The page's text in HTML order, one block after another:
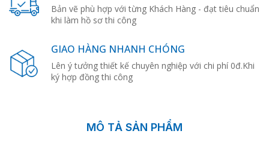
Bản vẽ phù hợp với từng Khách Hàng - đạt tiêu chuẩn
khi làm hồ sơ thi công
GIAO HÀNG NHANH CHÓNG
Lên ý tưởng thiết kế chuyên nghiệp với chi phí 0đ.Khi
ký hợp đồng thi công
MÔ TẢ SẢN PHẨM